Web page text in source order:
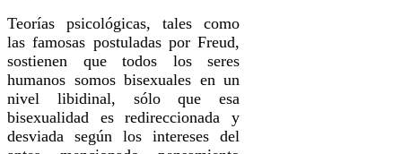
Teorías psicológicas, tales como
las famosas postuladas por Freud,
sostienen que todos los seres
humanos somos bisexuales en un
nivel libidinal, sólo que esa
bisexualidad es redireccionada y
desviada según los intereses del